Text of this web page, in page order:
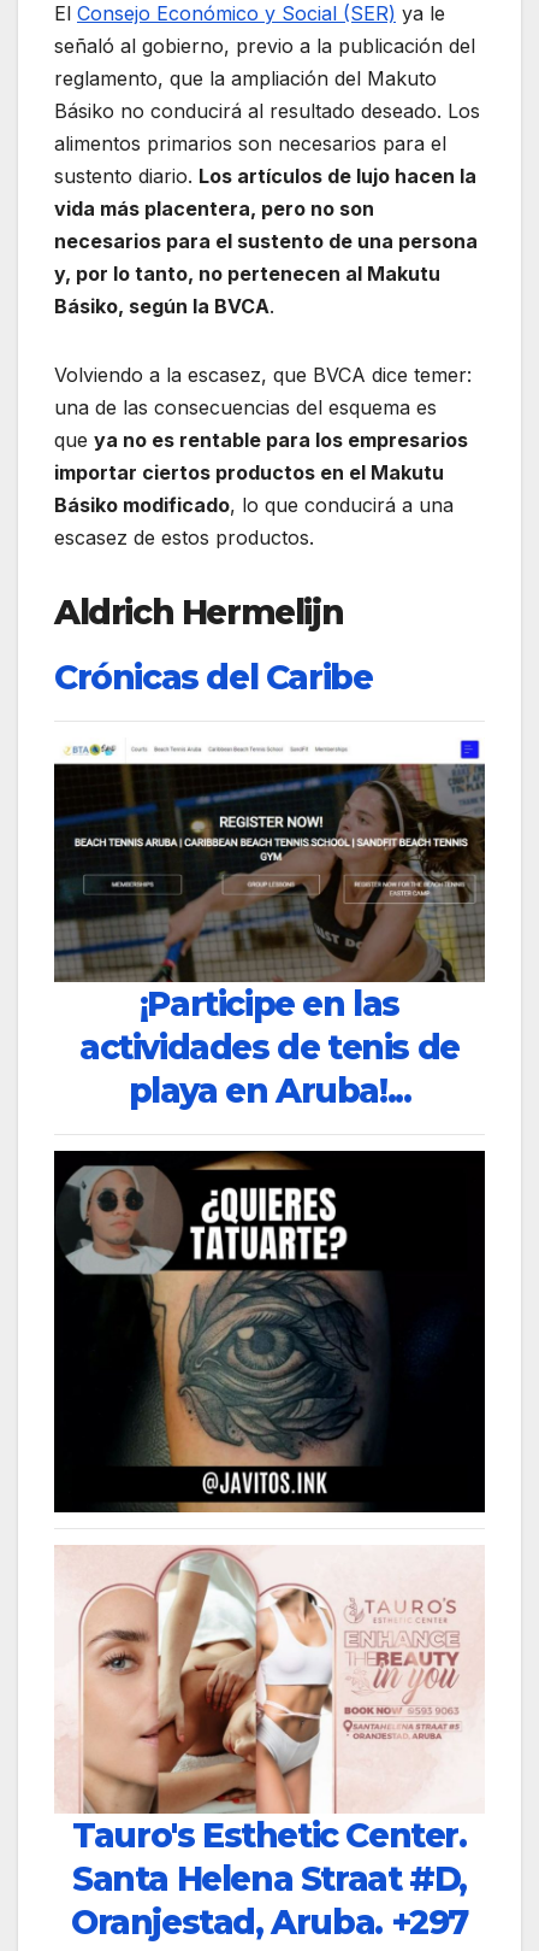
El Consejo Económico y Social (SER) ya le
señaló al gobierno, previo a la publicación del
reglamento, que la ampliación del Makuto
Básiko no conducirá al resultado deseado. Los
alimentos primarios son necesarios para el
sustento diario. Los artículos de lujo hacen la
vida más placentera, pero no son
necesarios para el sustento de una persona
y, por lo tanto, no pertenecen al Makutu
Básiko, según la BVCA.
Volviendo a la escasez, que BVCA dice temer:
una de las consecuencias del esquema es
que ya no es rentable para los empresarios
importar ciertos productos en el Makutu
Básiko modificado, lo que conducirá a una
escasez de estos productos.
Aldrich Hermelijn
Crónicas del Caribe
¡Participe en las
actividades de tenis de
playa en Aruba!...
Tauro's Esthetic Center.
Santa Helena Straat #D,
Oranjestad, Aruba. +297